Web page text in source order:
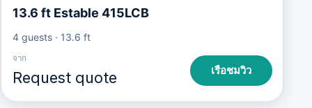
13.6 ft Estable 415LCB
4 guests· 13.6 ft
จาก
Request quote เรือชมวิว